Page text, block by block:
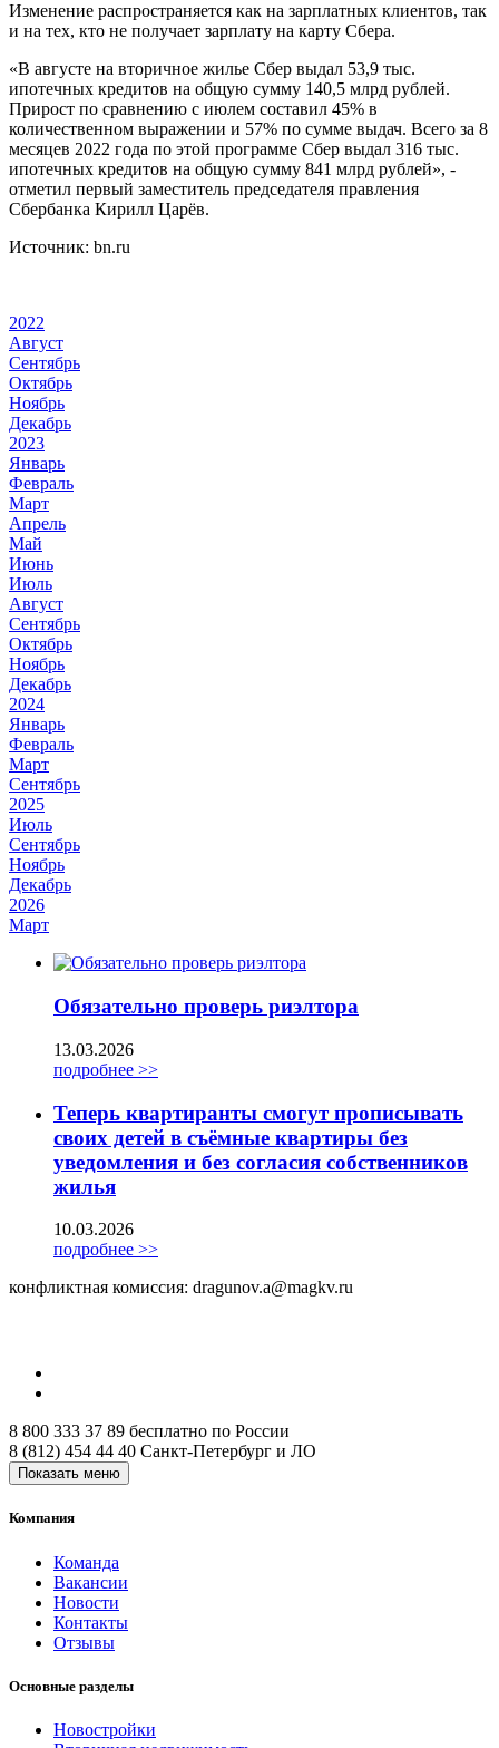
Изменение распространяется как на зарплатных клиентов, так
и на тех, кто не получает зарплату на карту Сбера.
«В августе на вторичное жилье Сбер выдал 53,9 тыс.
ипотечных кредитов на общую сумму 140,5 млрд рублей.
Прирост по сравнению с июлем составил 45% в
количественном выражении и 57% по сумме выдач. Всего за 8
месяцев 2022 года по этой программе Сбер выдал 316 тыс.
ипотечных кредитов на общую сумму 841 млрд рублей», -
отметил первый заместитель председателя правления
Сбербанка Кирилл Царёв.
Источник: bn.ru
2022
Август
Сентябрь
Октябрь
Ноябрь
Декабрь
2023
Январь
Февраль
Март
Апрель
Май
Июнь
Июль
Август
Сентябрь
Октябрь
Ноябрь
Декабрь
2024
Январь
Февраль
Март
Сентябрь
2025
Июль
Сентябрь
Ноябрь
Декабрь
2026
Март
Обязательно проверь риэлтора
13.03.2026
подробнее >>
Теперь квартиранты смогут прописывать
своих детей в съёмные квартиры без
уведомления и без согласия собственников
жилья
10.03.2026
подробнее >>
конфликтная комиссия: dragunov.a@magkv.ru
8 800 333 37 89 бесплатно по России
8 (812) 454 44 40 Санкт-Петербург и ЛО
Показать меню
Компания
Команда
Вакансии
Новости
Контакты
Отзывы
Основные разделы
Новостройки